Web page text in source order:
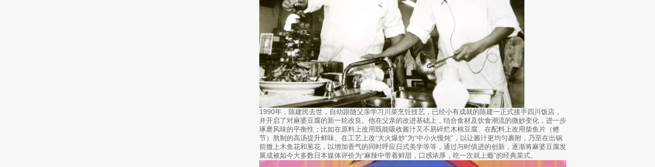
1990年，陈建民去世，自幼跟随父亲学习川菜烹饪技艺，已经小有成就的陈建一正式接手四川饭店，
并开启了对麻婆豆腐的新一轮改良。他在父亲的改进基础上，结合食材及饮食潮流的微妙变化，进一步
琢磨风味的平衡性；比如在原料上改用既能吸收酱汁又不易碎烂木棉豆腐、在配料上改用柴鱼片（鲣
节）熬制的高汤提升鲜味、在工艺上改“大火爆炒”为“中小火慢炖”，以让酱汁更均匀裹附，乃至在出锅
前撒上木鱼花和葱花，以增加香气的同时呼应日式美学等等，通过与时俱进的创新，逐渐将麻婆豆腐发
展成被如今大多数日本媒体评价为“麻辣中带着鲜甜，口感浓厚，吃一次就上瘾”的经典菜式。